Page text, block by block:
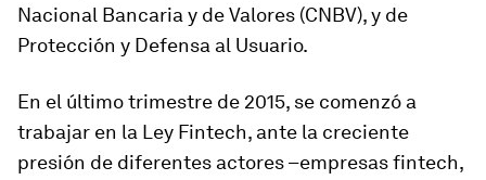
Nacional Bancaria y de Valores (CNBV), y de
Protección y Defensa al Usuario.
En el último trimestre de 2015, se comenzó a
trabajar en la Ley Fintech, ante la creciente
presión de diferentes actores –empresas fintech,